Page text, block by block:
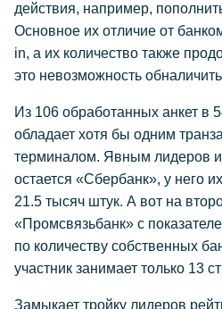
действия, например,
Основное их отличие от
in, а их количество также
это невозможность
Из 106 обработанных анкет в
обладает хотя бы одним
терминалом. Явным лидеров и
остается «Сбербанк», у него
21.5 тысяч штук. А вот на
«Промсвязьбанк» с
по количеству собственных
участник занимает только 13
Замыкает тройку лидеров